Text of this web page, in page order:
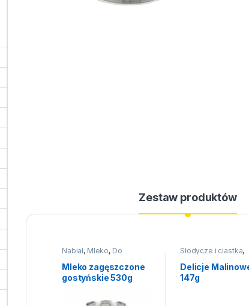
Zestaw produktów
Nabiał, Mleko, Do
wypieków
Dodatki do
ciast,Na święta
Mleko zagęszczone
gostyńskie 530g
Słodycze i ciastka,
Ciastka
Delicje
147g